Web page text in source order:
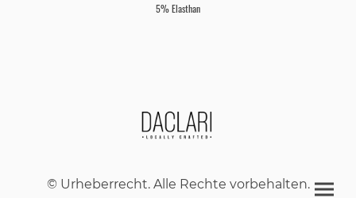
5% Elasthan
© Urheberrecht. Alle Rechte vorbehalten.